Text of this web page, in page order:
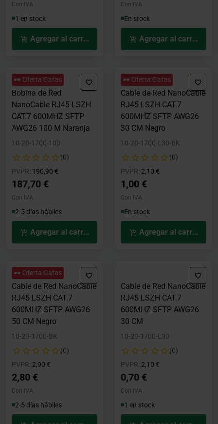
Con IVA
1 en stock
Agregar al carrito
Con IVA
En stock
Agregar al carrito
🕶️ Oferta Gafas
Bobina de Red
NanoCable RJ45 LSZH
CAT.7 600MHZ SFTP
AWG26 100 M Naranja
10-20-1700-100
(0)
PVPR: Precio rebajado desde
190,90 €
187,70 €
Con IVA
2-5 días hábiles
Agregar al carrito
🕶️ Oferta Gafas
Cable de Red NanoCable
RJ45 LSZH CAT.7
600MHZ SFTP AWG26
30 CM Negro
10-20-1700-L30-BK
(0)
PVPR: Precio rebajado desde
2,10 €
1,00 €
Con IVA
En stock
Agregar al carrito
🕶️ Oferta Gafas
Cable de Red NanoCable
RJ45 LSZH CAT.7
600MHZ SFTP AWG26
50 CM Negro
10-20-1700-BK
(0)
PVPR: Precio rebajado desde
2,90 €
2,80 €
Con IVA
2-5 días hábiles
Cable de Red NanoCable
RJ45 LSZH CAT.7
600MHZ SFTP AWG26
30 CM
10-20-1700-L30
(0)
PVPR: Precio rebajado desde
2,10 €
0,70 €
Con IVA
1 en stock